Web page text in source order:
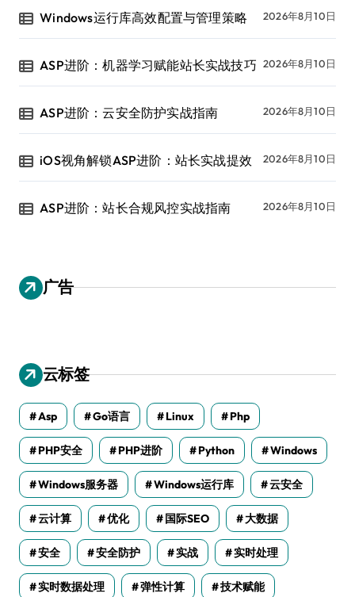
Windows运行库高效配置与管理策略 2026年8月10日
ASP进阶：机器学习赋能站长实战技巧 2026年8月10日
ASP进阶：云安全防护实战指南 2026年8月10日
iOS视角解锁ASP进阶：站长实战提效 2026年8月10日
ASP进阶：站长合规风控实战指南 2026年8月10日
广告
云标签
Asp Go语言 Linux Php
PHP安全 PHP进阶 Python Windows
Windows服务器 Windows运行库 云安全
云计算 优化 国际SEO 大数据
安全 安全防护 实战 实时处理
实时数据处理 弹性计算 技术赋能